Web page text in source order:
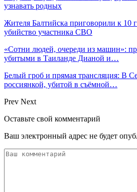
узнавать родных
Жителя Балтийска приговорили к 10
убийство участника СВО
«Сотни людей, очереди из машин»:
убитыми в Таиланде Дианой и…
Белый гроб и прямая трансляция: В
россиянкой, убитой в съёмной…
Prev Next
Оставьте свой комментарий
Ваш электронный адрес не будет